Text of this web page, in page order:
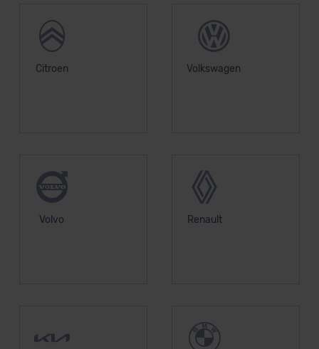
Citroen Volkswagen
Volvo Renault